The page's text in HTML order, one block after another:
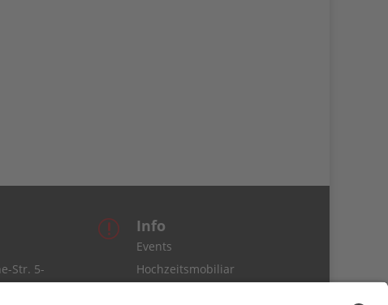
Str. 5-
r Info
Events
Hochzeitsmobiliar